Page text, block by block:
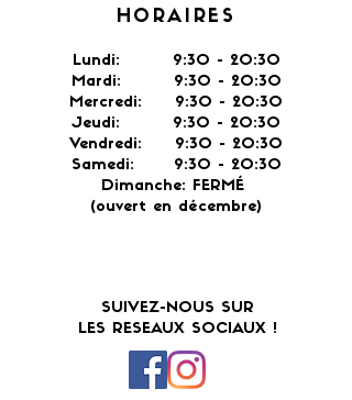
HORAIRES
Lundi: 9:30 - 20:30
Mardi: 9:30 - 20:30
Mercredi: 9:30 - 20:30
Jeudi: 9:30 - 20:30
Vendredi: 9:30 - 20:30
Samedi: 9:30 - 20:30
Dimanche: FERMÉ
(ouvert en décembre)
SUIVEZ-NOUS SUR
LES RESEAUX SOCIAUX !